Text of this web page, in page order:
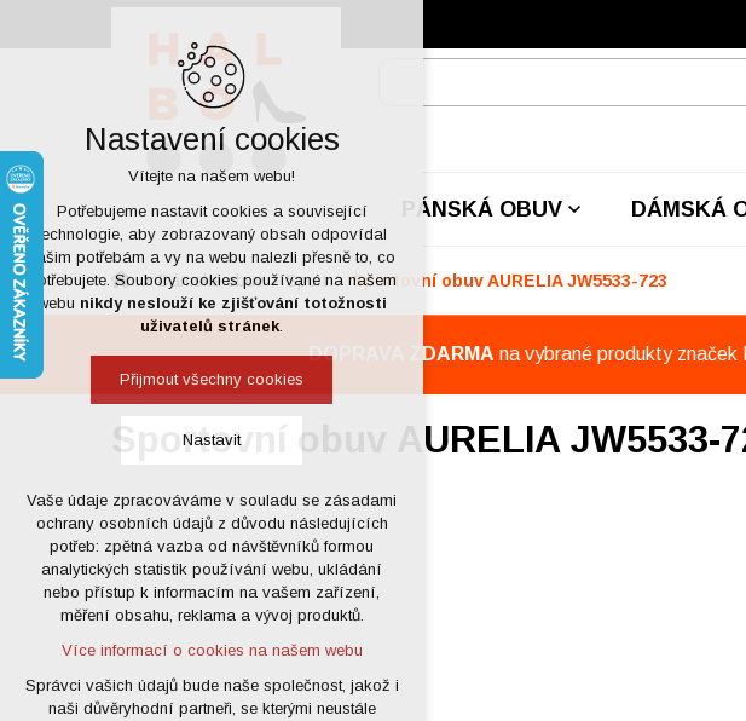
PÁNSKÁ OBUV DÁMSKÁ
Dámská obuv Sport Sportovní obuv AURELIA JW5533-723
DOPRAVA ZDARMA na vybrané produkty
Sportovní obuv AURELIA JW5533-
Nastavení cookies
Vítejte na našem webu!
Potřebujeme nastavit cookies a související
technologie, aby zobrazovaný obsah odpovídal
vašim potřebám a vy na webu nalezli přesně to, co
potřebujete. Soubory cookies používané na našem
webu nikdy neslouží ke zjišťování totožnosti
uživatelů stránek.
Přijmout všechny cookies
Nastavit
Technická cookies
nutná pro provozování webu
udržení kontextu stránek (session):
případná přihlášení, volby jazyka, apod.
Volitelná cookies
analytická pro anonymizované
vyhodnocení návštěvnosti
marketingová cookies (Google)
Vaše údaje zpracováváme v souladu se zásadami
ochrany osobních údajů z důvodu následujících
potřeb: zpětná vazba od návštěvníků formou
analytických statistik používání webu, ukládání
nebo přístup k informacím na vašem zařízení,
měření obsahu, reklama a vývoj produktů.
Více informací o cookies na našem webu
Správci vašich údajů bude naše společnost, jakož i
naši důvěryhodní partneři, se kterými neustále